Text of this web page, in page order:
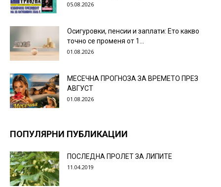
05.08.2026
Осигуровки, пенсии и заплати: Ето какво
точно се променя от 1...
01.08.2026
МЕСЕЧНА ПРОГНОЗА ЗА ВРЕМЕТО ПРЕЗ
АВГУСТ
01.08.2026
ПОПУЛЯРНИ ПУБЛИКАЦИИ
ПОСЛЕДНА ПРОЛЕТ ЗА ЛИПИТЕ
11.04.2019